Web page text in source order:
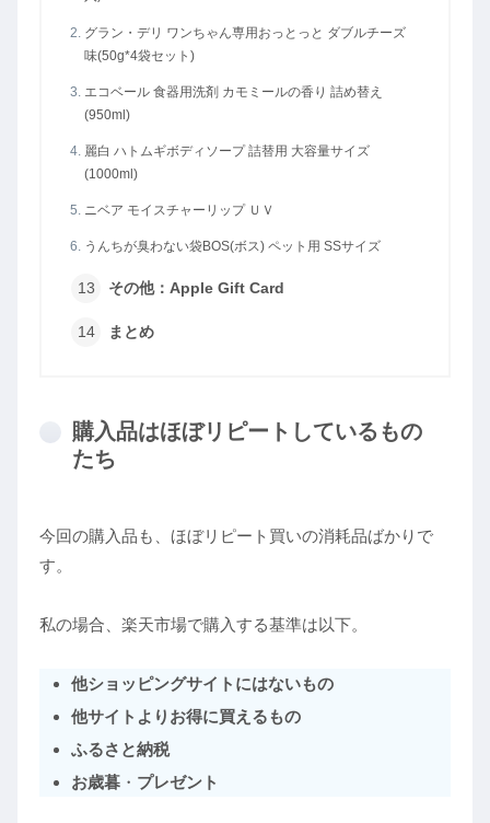
グラン・デリ ワンちゃん専用おっとっと ダブルチーズ
味(50g*4袋セット)
エコベール 食器用洗剤 カモミールの香り 詰め替え
(950ml)
麗白 ハトムギボディソープ 詰替用 大容量サイズ
(1000ml)
ニベア モイスチャーリップ ＵＶ
うんちが臭わない袋BOS(ボス) ペット用 SSサイズ
その他：Apple Gift Card
まとめ
購入品はほぼリピートしているもの
たち
今回の購入品も、ほぼリピート買いの消耗品ばかりで
す。
私の場合、楽天市場で購入する基準は以下。
他ショッピングサイトにはないもの
他サイトよりお得に買えるもの
ふるさと納税
お歳暮 ・ プレゼント